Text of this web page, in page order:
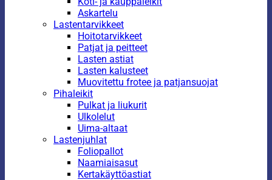
Askartelu
Lastentarvikkeet
Hoitotarvikkeet
Patjat ja peitteet
Lasten astiat
Lasten kalusteet
Muovitettu frotee ja patjansuojat
Pihaleikit
Pulkat ja liukurit
Ulkolelut
Uima-altaat
Lastenjuhlat
Foliopallot
Naamiaisasut
Kertakäyttöastiat